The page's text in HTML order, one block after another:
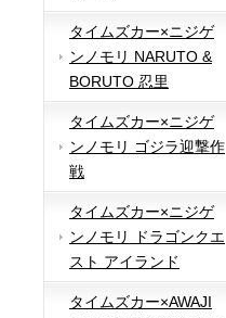
タイムズカー×ニジゲ
ンノモリ NARUTO &
BORUTO 忍里
タイムズカー×ニジゲ
ンノモリ ゴジラ迎撃作
戦
タイムズカー×ニジゲ
ンノモリ ドラゴンクエ
スト アイランド
タイムズカー×AWAJI